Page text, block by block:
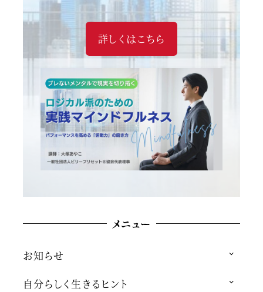
詳しくはこちら
メニュー
お知らせ
自分らしく生きるヒント